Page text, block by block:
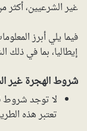
غير الشرعيين، أكثر
فيما يلي أبرز
إيطاليا، بما في ذلك
شروط الهجرة غير
لا توجد شروط
تعتبر هذه